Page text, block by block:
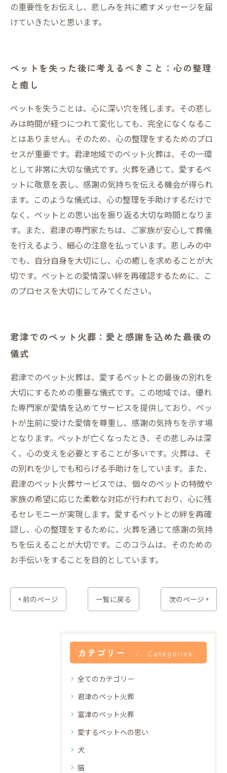
の重要性をお伝えし、悲しみを共に癒すメッセージを届
けていきたいと思います。
ペットを失った後に考えるべきこと：心の整理
と癒し
ペットを失うことは、心に深い穴を残します。その悲し
みは時間が経つにつれて変化しても、完全になくなるこ
とはありません。そのため、心の整理をするためのプロ
セスが重要です。君津地域でのペット火葬は、その一環
として非常に大切な儀式です。火葬を通じて、愛するペ
ットに敬意を表し、感謝の気持ちを伝える機会が得られ
ます。このような儀式は、心の整理を手助けするだけで
なく、ペットとの思い出を振り返る大切な時間となりま
す。また、君津の専門家たちは、ご家族が安心して葬儀
を行えるよう、細心の注意を払っています。悲しみの中
でも、自分自身を大切にし、心の癒しを求めることが大
切です。ペットとの愛情深い絆を再確認するために、こ
のプロセスを大切にしてみてください。
君津でのペット火葬：愛と感謝を込めた最後の
儀式
君津でのペット火葬は、愛するペットとの最後の別れを
大切にするための重要な儀式です。この地域では、優れ
た専門家が愛情を込めてサービスを提供しており、ペッ
トが生前に受けた愛情を尊重し、感謝の気持ちを示す場
となります。ペットが亡くなったとき、その悲しみは深
く、心の支えを必要とすることが多いです。火葬は、そ
の別れを少しでも和らげる手助けをしています。また、
君津のペット火葬サービスでは、個々のペットの特徴や
家族の希望に応じた柔軟な対応が行われており、心に残
るセレモニーが実現します。愛するペットとの絆を再確
認し、心の整理をするために、火葬を通じて感謝の気持
ちを伝えることが大切です。このコラムは、そのための
お手伝いをすることを目的としています。
< 前のページ 一覧に戻る 次のページ >
カテゴリー Categories
全てのカテゴリー
君津のペット火葬
富津のペット火葬
愛するペットへの思い
犬
猫